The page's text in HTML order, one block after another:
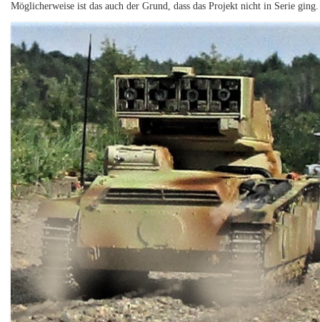
Möglicherweise ist das auch der Grund, dass das Projekt nicht in Serie ging.